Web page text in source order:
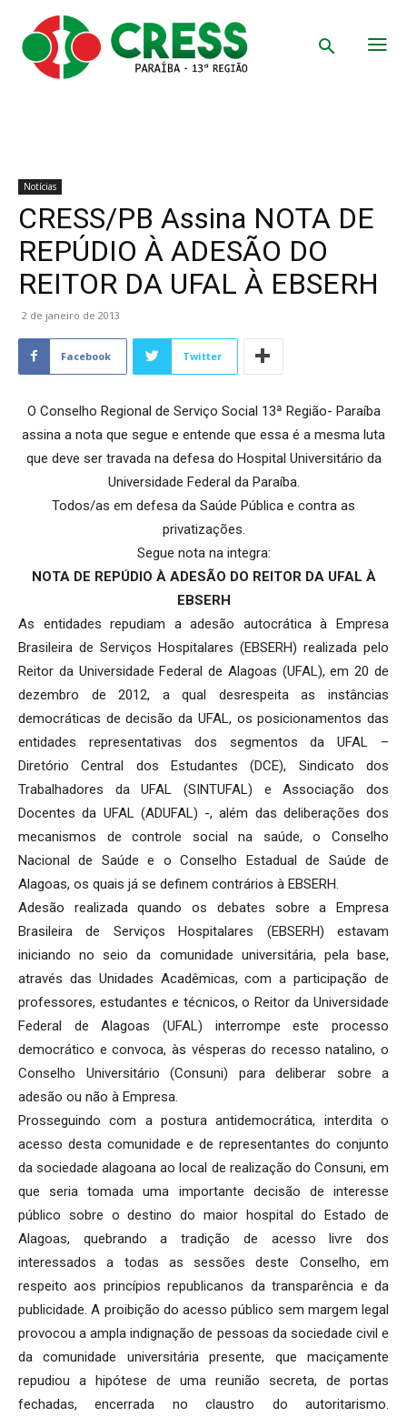
Notícias
CRESS/PB Assina NOTA DE
REPÚDIO À ADESÃO DO
REITOR DA UFAL À EBSERH
2 de janeiro de 2013
Facebook Twitter
O Conselho Regional de Serviço Social 13ª Região- Paraíba
assina a nota que segue e entende que essa é a mesma luta
que deve ser travada na defesa do Hospital Universitário da
Universidade Federal da Paraíba.
Todos/as em defesa da Saúde Pública e contra as
privatizações.
Segue nota na integra:
NOTA DE REPÚDIO À ADESÃO DO REITOR DA UFAL À
EBSERH
As entidades repudiam a adesão autocrática à Empresa
Brasileira de Serviços Hospitalares (EBSERH) realizada pelo
Reitor da Universidade Federal de Alagoas (UFAL), em 20 de
dezembro de 2012, a qual desrespeita as instâncias
democráticas de decisão da UFAL, os posicionamentos das
entidades representativas dos segmentos da UFAL –
Diretório Central dos Estudantes (DCE), Sindicato dos
Trabalhadores da UFAL (SINTUFAL) e Associação dos
Docentes da UFAL (ADUFAL) -, além das deliberações dos
mecanismos de controle social na saúde, o Conselho
Nacional de Saúde e o Conselho Estadual de Saúde de
Alagoas, os quais já se definem contrários à EBSERH.
Adesão realizada quando os debates sobre a Empresa
Brasileira de Serviços Hospitalares (EBSERH) estavam
iniciando no seio da comunidade universitária, pela base,
através das Unidades Acadêmicas, com a participação de
professores, estudantes e técnicos, o Reitor da Universidade
Federal de Alagoas (UFAL) interrompe este processo
democrático e convoca, às vésperas do recesso natalino, o
Conselho Universitário (Consuni) para deliberar sobre a
adesão ou não à Empresa.
Prosseguindo com a postura antidemocrática, interdita o
acesso desta comunidade e de representantes do conjunto
da sociedade alagoana ao local de realização do Consuni, em
que seria tomada uma importante decisão de interesse
público sobre o destino do maior hospital do Estado de
Alagoas, quebrando a tradição de acesso livre dos
interessados a todas as sessões deste Conselho, em
respeito aos princípios republicanos da transparência e da
publicidade. A proibição do acesso público sem margem legal
provocou a ampla indignação de pessoas da sociedade civil e
da comunidade universitária presente, que maciçamente
repudiou a hipótese de uma reunião secreta, de portas
fechadas, encerrada no claustro do autoritarismo.